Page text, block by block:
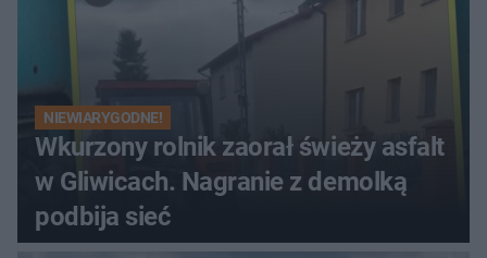
NIEWIARYGODNE!
Wkurzony rolnik zaorał świeży asfalt
w Gliwicach. Nagranie z demolką
podbija sieć